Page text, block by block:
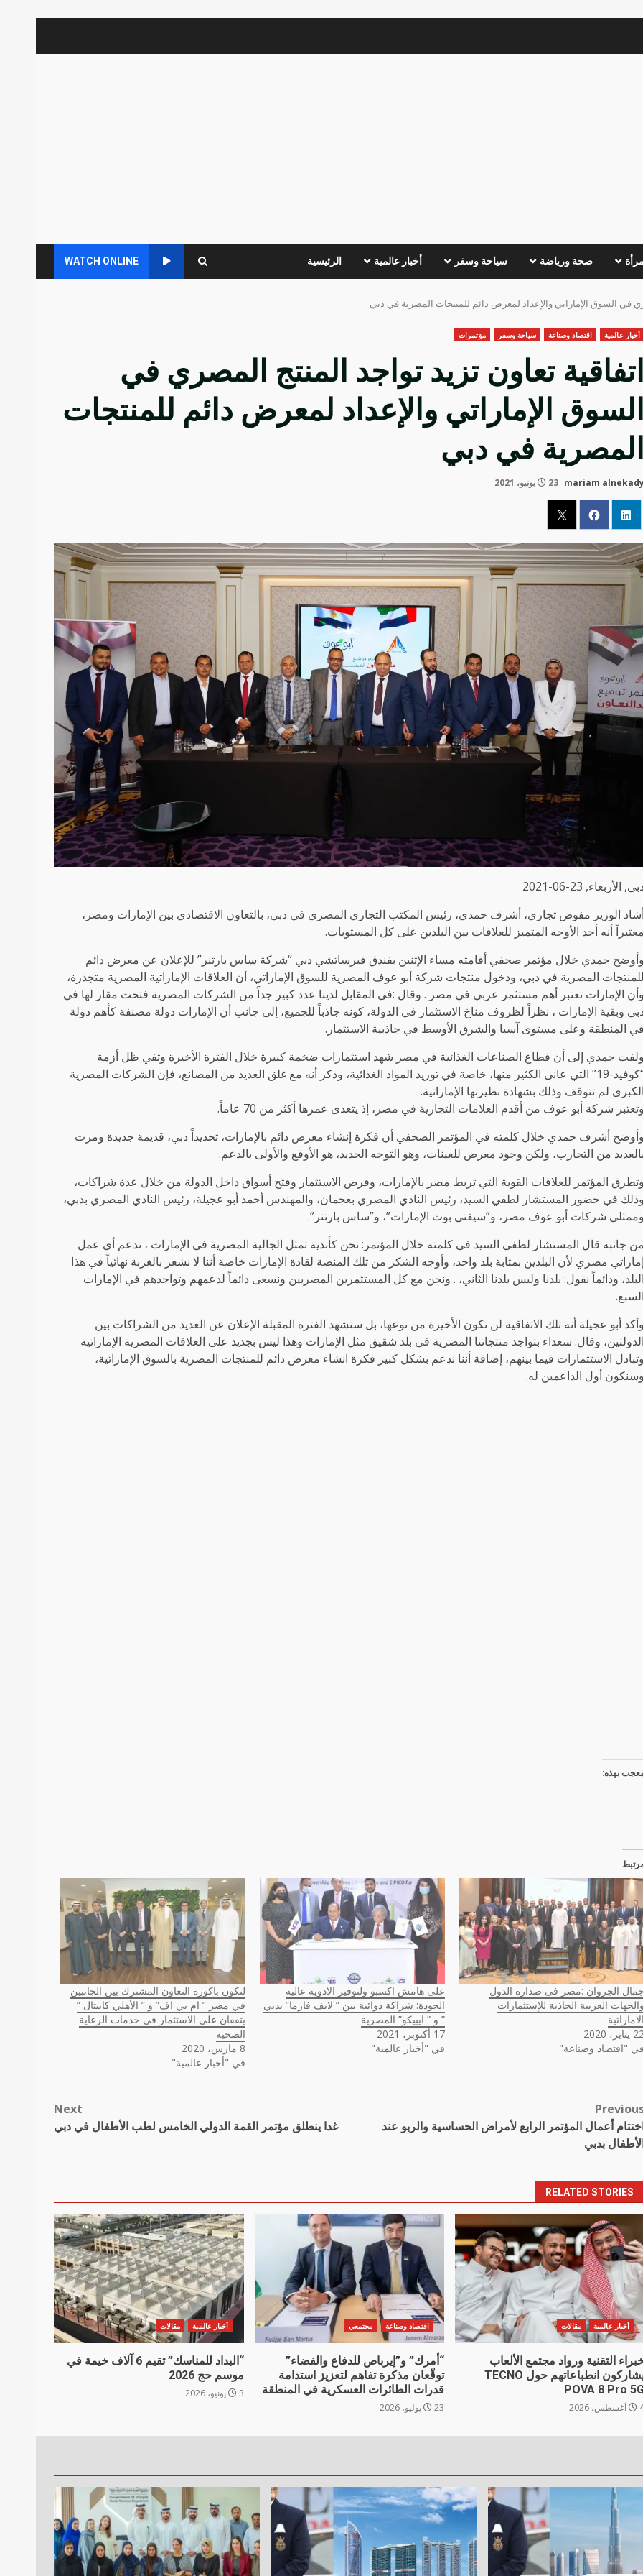
صحة ورياضة سياحة وسفر أخبار عالمية الرئيسية WATCH ONLINE
في السوق الإماراتي والإعداد لمعرض دائم للمنتجات المصرية في دبي
أخبار عالمية اقتصاد وصناعة سياحة وسفر مؤتمرات
تعاون تزيد تواجد المنتج المصري في
الإماراتي والإعداد لمعرض دائم للمنتجات
في دبي
mariam 23 يونيو، 2021
الأربعاء, 23-06-2021
الوزير مفوض تجاري، أشرف حمدي، رئيس المكتب التجاري المصري في دبي، بالتعاون الاقتصادي بين الإمارات ومصر،
أنه أحد الأوجه المتميز للعلاقات بين البلدين على كل المستويات.
حمدي خلال مؤتمر صحفي أقامته مساء الإثنين بفندق فيرساتشي دبي “شركة ساس بارتنر” للإعلان عن معرض دائم
المصرية في دبي، ودخول منتجات شركة أبو عوف المصرية للسوق الإماراتي، أن العلاقات الإماراتية المصرية متجذرة،
الإمارات تعتبر أهم مستثمر عربي في مصر . وقال :في المقابل لدينا عدد كبير جداً من الشركات المصرية فتحت مقار لها في
وبقية الإمارات ، نظراً لظروف مناخ الاستثمار في الدولة، كونه جاذباً للجميع، إلى جانب أن الإمارات دولة مصنفة كأهم دولة
المنطقة وعلى مستوى آسيا والشرق الأوسط في جاذبية الاستثمار.
حمدي إلى أن قطاع الصناعات الغذائية في مصر شهد استثمارات ضخمة كبيرة خلال الفترة الأخيرة وتفي ظل أزمة
“كوفيد-19” التي عانى الكثير منها، خاصة في توريد المواد الغذائية، وذكر أنه مع غلق العديد من المصانع، فإن الشركات المصرية
لم تتوقف وذلك بشهادة نظيرتها الإماراتية.
شركة أبو عوف من أقدم العلامات التجارية في مصر، إذ يتعدى عمرها أكثر من 70 عاماً.
أشرف حمدي خلال كلمته في المؤتمر الصحفي أن فكرة إنشاء معرض دائم بالإمارات، تحديداً دبي، قديمة جديدة ومرت
من التجارب، ولكن وجود معرض للعينات، وهو التوجه الجديد، هو الأوقع والأولى بالدعم.
المؤتمر للعلاقات القوية التي تربط مصر بالإمارات، وفرص الاستثمار وفتح أسواق داخل الدولة من خلال عدة شراكات،
في حضور المستشار لطفي السيد، رئيس النادي المصري بعجمان، والمهندس أحمد أبو عجيلة، رئيس النادي المصري بدبي،
شركات أبو عوف مصر، و”سيفتي بوت الإمارات”، و”ساس بارتنر”.
جانبه قال المستشار لطفي السيد في كلمته خلال المؤتمر: نحن كأندية تمثل الجالية المصرية في الإمارات ، ندعم أي عمل
مصري لأن البلدين بمثابة بلد واحد، وأوجه الشكر من تلك المنصة لقادة الإمارات خاصة أننا لا نشعر بالغربة نهائياً في هذا
ودائماً نقول: بلدنا وليس بلدنا الثاني، . ونحن مع كل المستثمرين المصريين ونسعى دائماً لدعمهم وتواجدهم في الإمارات
أبو عجيلة أنه تلك الاتفاقية لن تكون الأخيرة من نوعها، بل ستشهد الفترة المقبلة الإعلان عن العديد من الشراكات بين
وقال: سعداء بتواجد منتجاتنا المصرية في بلد شقيق مثل الإمارات وهذا ليس بجديد على العلاقات المصرية الإماراتية
الاستثمارات فيما بينهم، إضافة أننا ندعم بشكل كبير فكرة انشاء معرض دائم للمنتجات المصرية بالسوق الإماراتية،
أول الداعمين له.
بهذه:
الجروان :مصر فى صدارة الدول
العربية الجاذبة للإستثمارات
2020
"اقتصاد وصناعة"
على هامش اكسبو ولتوفير الادوية عالية
الجودة: شراكة دوائية بين ” لايف فارما” بدبي
” و ” ايبيكو” المصرية
17 أكتوبر، 2021
في "أخبار عالمية"
لتكون باكورة التعاون المشترك بين الجانبين
في مصر ” ام بي اف” و ” الأهلي كابيتال ”
يتفقان على الاستثمار في خدمات الرعاية
الصحية
8 مارس، 2020
في "أخبار عالمية"
أعمال المؤتمر الرابع لأمراض الحساسية والربو عند
بدبي
Next
غدا ينطلق مؤتمر القمة الدولي الخامس لطب الأطفال في دبي
RELATED STORIES
أخبار عالمية مقالات
التقنية ورواد مجتمع الألعاب
يشاركون انطباعاتهم حول TECNO
POVA 8 Pro
2026
اقتصاد وصناعة مجتمعي
“أمرك” و”إيرباص للدفاع والفضاء”
توقّعان مذكرة تفاهم لتعزيز استدامة
قدرات الطائرات العسكرية في المنطقة
23 يوليو، 2026
أخبار عالمية مقالات
“البداد للمناسك” تقيم 6 آلاف خيمة في
موسم حج 2026
3 يونيو، 2026